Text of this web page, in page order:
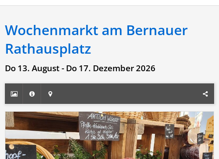
Wochenmarkt am Bernauer
Rathausplatz
Do 13. August - Do 17. Dezember 2026